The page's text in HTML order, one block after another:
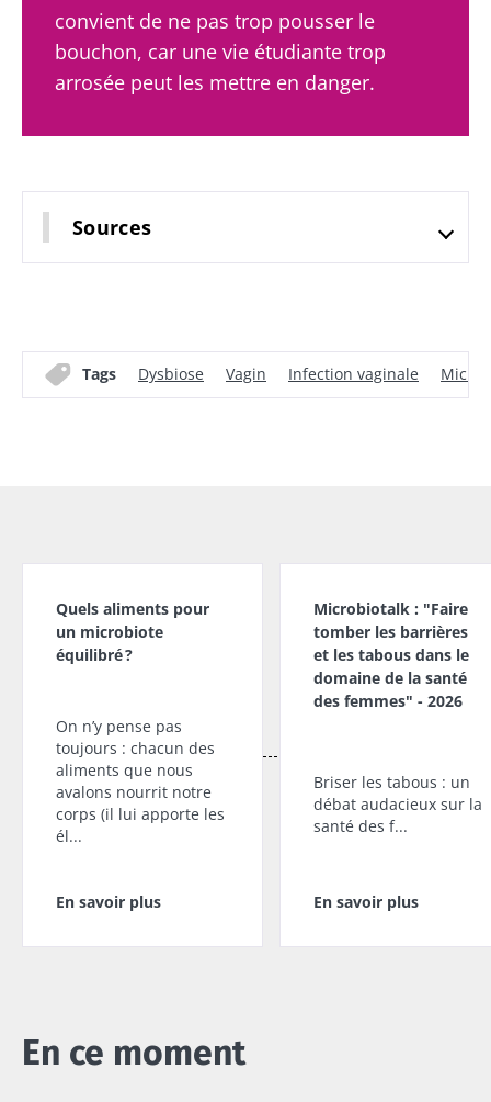
convient de ne pas trop pousser le
bouchon, car une vie étudiante trop
arrosée peut les mettre en danger.
Sources
Tags Dysbiose Vagin Infection vaginale
Quels aliments pour
un microbiote
équilibré ?
On n’y pense pas
toujours : chacun des
aliments que nous
avalons nourrit notre
corps (il lui apporte les
él...
En savoir plus
Microbiotalk : "Faire
tomber les barrières
et les tabous dans le
domaine de la santé
des femmes" - 2026
Briser les tabous : un
débat audacieux sur la
santé des f...
En savoir plus
En ce moment